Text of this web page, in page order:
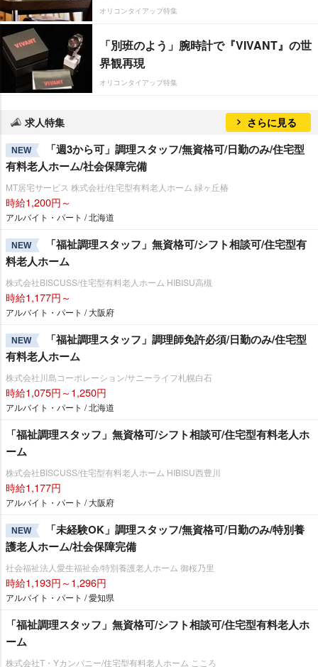
オリコンタイアップ特集
「別班のよう」腕時計で『VIVANT』の世
界観再現
オリコンタイアップ特集
求人特集 さらに見る
NEW
「週3から可」調理スタッフ/無資格可/日勤のみ/住宅型
有料老人ホーム/社会保障完備
MT居宅サービス 株式会社/住宅型有料老人ホーム 緑ヶ丘椿
時給1,200円～
アルバイト・パート / 北海道
NEW
「福祉調理スタッフ」無資格可/シフト相談可/住宅型有
料老人ホーム
株式会社BISCUSS/住宅型有料老人ホーム HIBISU高槻
時給1,177円～
アルバイト・パート / 大阪府
NEW
「福祉調理スタッフ」調理師免許必須/日勤のみ/住宅型
有料老人ホーム
株式会社川島コーポレーション/サニーライフ札幌白石
時給1,075円～1,250円
アルバイト・パート / 北海道
「福祉調理スタッフ」無資格可/シフト相談可/住宅型有料老人ホ
ーム
株式会社BISCUSS/住宅型有料老人ホーム HIBISU西豊川
時給1,177円
アルバイト・パート / 大阪府
NEW
「未経験OK」調理スタッフ/無資格可/日勤のみ/特別養
護老人ホーム/社会保障完備
社会福祉法人愛生福祉会/特別養護老人ホーム 御桜乃里
時給1,193円～1,296円
アルバイト・パート / 愛知県
「福祉調理スタッフ」無資格可/シフト相談可/住宅型有料老人ホ
ーム
株式会社T・Yカンパニー/住宅型有料老人ホーム こころ